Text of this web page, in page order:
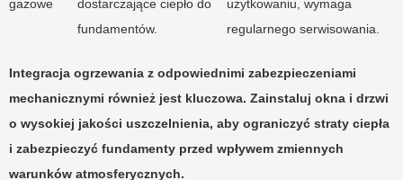
gazowe
dostarczające ciepło do
fundamentów.
użytkowaniu, wymaga
regularnego serwisowania.
Integracja ogrzewania z odpowiednimi zabezpieczeniami
mechanicznymi również jest kluczowa. Zainstaluj okna i drzwi
o wysokiej jakości uszczelnienia, aby ograniczyć straty ciepła
i zabezpieczyć fundamenty przed wpływem zmiennych
warunków atmosferycznych.